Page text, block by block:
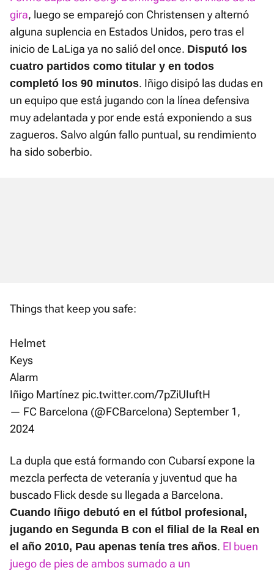
gira, luego se emparejó con Christensen y alternó
alguna suplencia en Estados Unidos, pero tras el
inicio de LaLiga ya no salió del once. Disputó los
cuatro partidos como titular y en todos
completó los 90 minutos. Iñigo disipó las dudas en
un equipo que está jugando con la línea defensiva
muy adelantada y por ende está exponiendo a sus
zagueros. Salvo algún fallo puntual, su rendimiento
ha sido soberbio.
Things that keep you safe:
Helmet
Keys
Alarm
Iñigo Martínez pic.twitter.com/7pZiUIuftH
— FC Barcelona (@FCBarcelona) September 1,
2024
La dupla que está formando con Cubarsí expone la
mezcla perfecta de veteranía y juventud que ha
buscado Flick desde su llegada a Barcelona.
Cuando Iñigo debutó en el fútbol profesional,
jugando en Segunda B con el filial de la Real en
el año 2010, Pau apenas tenía tres años. El buen
juego de pies de ambos sumado a un